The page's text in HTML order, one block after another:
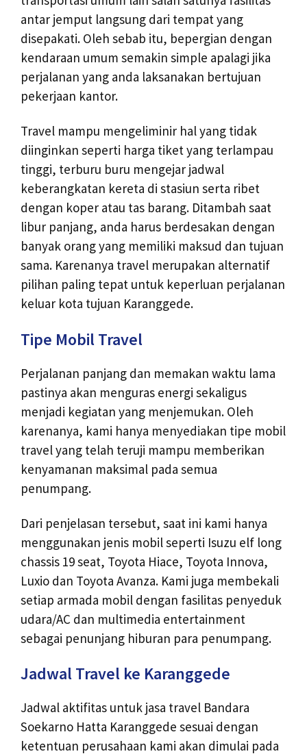
antar jemput langsung dari tempat yang
disepakati. Oleh sebab itu, bepergian dengan
kendaraan umum semakin simple apalagi jika
perjalanan yang anda laksanakan bertujuan
pekerjaan kantor.
Travel mampu mengeliminir hal yang tidak
diinginkan seperti harga tiket yang terlampau
tinggi, terburu buru mengejar jadwal
keberangkatan kereta di stasiun serta ribet
dengan koper atau tas barang. Ditambah saat
libur panjang, anda harus berdesakan dengan
banyak orang yang memiliki maksud dan tujuan
sama. Karenanya travel merupakan alternatif
pilihan paling tepat untuk keperluan perjalanan
keluar kota tujuan Karanggede.
Tipe Mobil Travel
Perjalanan panjang dan memakan waktu lama
pastinya akan menguras energi sekaligus
menjadi kegiatan yang menjemukan. Oleh
karenanya, kami hanya menyediakan tipe mobil
travel yang telah teruji mampu memberikan
kenyamanan maksimal pada semua
penumpang.
Dari penjelasan tersebut, saat ini kami hanya
menggunakan jenis mobil seperti Isuzu elf long
chassis 19 seat, Toyota Hiace, Toyota Innova,
Luxio dan Toyota Avanza. Kami juga membekali
setiap armada mobil dengan fasilitas penyeduk
udara/AC dan multimedia entertainment
sebagai penunjang hiburan para penumpang.
Jadwal Travel ke Karanggede
Jadwal aktifitas untuk jasa travel Bandara
Soekarno Hatta Karanggede sesuai dengan
ketentuan perusahaan kami akan dimulai pada